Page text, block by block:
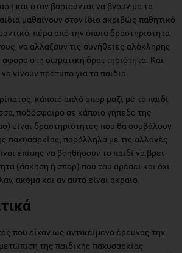
και όταν βαριούνται να βγουν με τα
μαθαίνουν στον ίδιο ακριβώς παθητικό
πέρα από την όποια δραστηριότητα
να αλλάξουν τις συνήθειες ολόκληρης
αφορά στη σωματική δραστηριότητα. Και
γίνουν πρότυπο για τα παιδιά.
κάποιο απλό σπορ μαζί με το παιδί
ποδόσφαιρο σε κάποιο γήπεδο της
είναι δραστηριότητες που θα συμβάλουν
παχυσαρκίας, παράλληλα με τις αλλαγές
επίσης να βοηθήσουν το παιδί να βρει
(άσκηση ή σπορ) που του αρέσει και όχι
ακόμα και αν αυτό είναι ακραίο.
που είχαν ως αντικείμενο έρευνας την
της παιδικής παχυσαρκίας